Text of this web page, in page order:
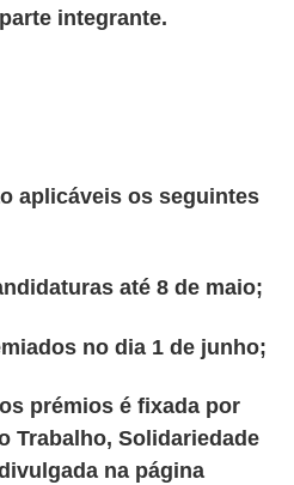
integrante.
aplicáveis os seguintes
até 8 de maio;
no dia 1 de junho;
prémios é fixada por
Trabalho, Solidariedade
na página